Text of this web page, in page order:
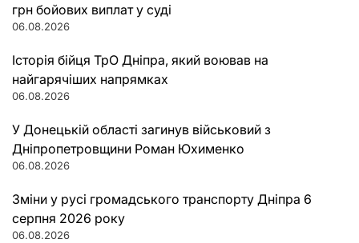
грн бойових виплат у суді
06.08.2026
Історія бійця ТрО Дніпра, який воював на
найгарячіших напрямках
06.08.2026
У Донецькій області загинув військовий з
Дніпропетровщини Роман Юхименко
06.08.2026
Зміни у русі громадського транспорту Дніпра 6
серпня 2026 року
06.08.2026